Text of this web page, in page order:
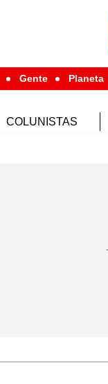
Gente Planeta
COLUNISTAS